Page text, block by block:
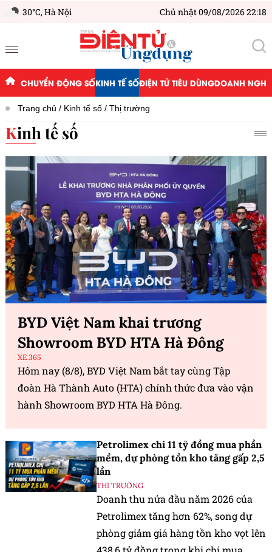
30°C,Hà Nội Chủ nhật 09/08/2026 22:18
CHUYỂN ĐỘNG SỐKINH TẾ SỐĐIỆN TỬ TIÊU DÙNGDOANH
Trang chủ Kinh tế số Thị trường
Kinh tế số
BYD Việt Nam khai trương
Showroom BYD HTA Hà Đông
XE 365
Hôm nay (8/8), BYD Việt Nam bắt tay cùng Tập
đoàn Hà Thành Auto (HTA) chính thức đưa vào vận
hành Showroom BYD HTA Hà Đông.
Petrolimex chi 11 tỷ đồng mua phần
mềm, dự phòng tồn kho tăng gấp 2,5
lần
THỊ TRƯỜNG
Doanh thu nửa đầu năm 2026 của
Petrolimex tăng hơn 62%, song dự
phòng giảm giá hàng tồn kho vọt lên